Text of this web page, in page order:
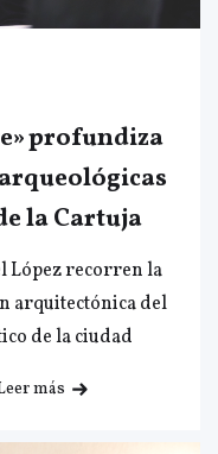
profundiza
la Cartuja
López recorren la
arquitectónica del
de la ciudad
más